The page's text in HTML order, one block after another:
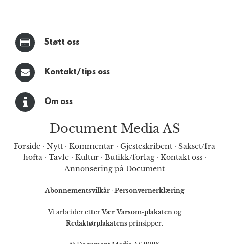
Støtt oss
Kontakt/tips oss
Om oss
Document Media AS
Forside · Nytt · Kommentar · Gjesteskribent · Sakset/fra
hofta· Tavle· Kultur· Butikk/forlag· Kontakt oss·
Annonsering på Document
Abonnementsvilkår · Personvernerklæring
Vi arbeider etterVær Varsom-plakatenog
Redaktørplakatens prinsipper.